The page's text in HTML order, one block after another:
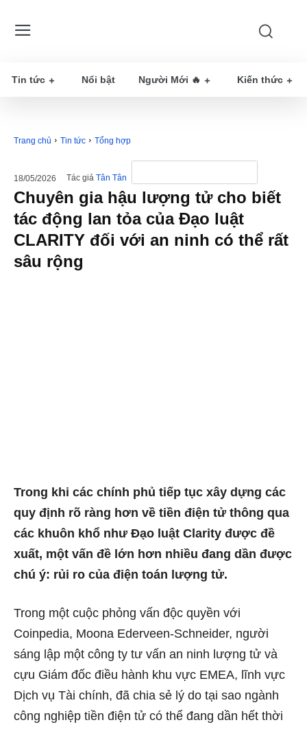
Tin tức Nổi bật Người Mới 🔥 Kiến thức
Trang chủ Tin tức Tổng hợp
18/05/2026 Tác giả Tân Tân
Chuyên gia hậu lượng tử cho biết
tác động lan tỏa của Đạo luật
CLARITY đối với an ninh có thể rất
sâu rộng
Trong khi các chính phủ tiếp tục xây dựng các
quy định rõ ràng hơn về tiền điện tử thông qua
các khuôn khổ như Đạo luật Clarity được đề
xuất, một vấn đề lớn hơn nhiều đang dần được
chú ý: rủi ro của điện toán lượng tử.
Trong một cuộc phỏng vấn độc quyền với
Coinpedia, Moona Ederveen-Schneider, người
sáng lập một công ty tư vấn an ninh lượng tử và
cựu Giám đốc điều hành khu vực EMEA, lĩnh vực
Dịch vụ Tài chính, đã chia sẻ lý do tại sao ngành
công nghiệp tiền điện tử có thể đang dần hết thời